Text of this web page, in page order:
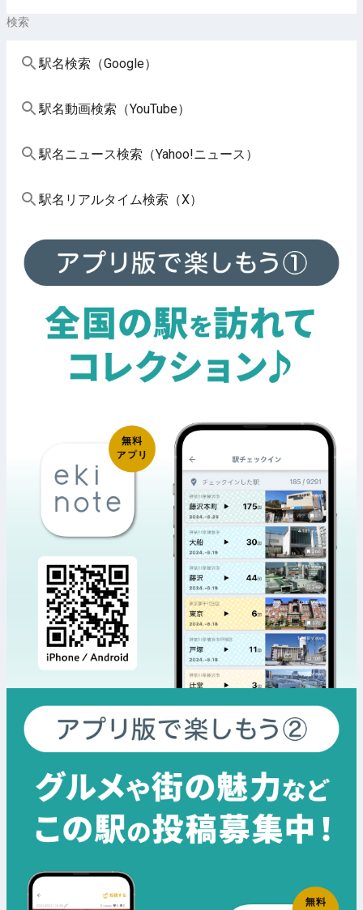
検索
駅名検索（Google）
駅名動画検索（YouTube）
駅名ニュース検索（Yahoo!ニュース）
駅名リアルタイム検索（X）